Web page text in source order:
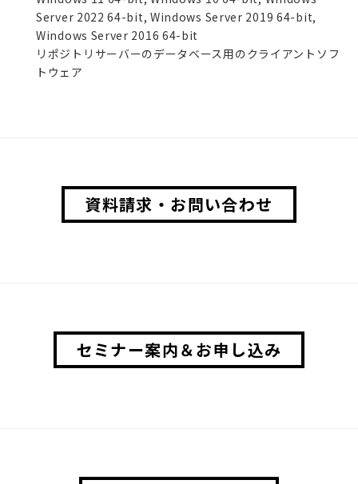
Server 2022 64-bit, Windows Server 2019 64-bit,
Windows Server 2016 64-bit
リポジトリサーバーのデータベース用のクライアントソフ
トウェア
資料請求・お問い合わせ
セミナー案内＆お申し込み